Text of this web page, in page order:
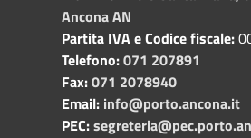
Ancona AN
Partita IVA e Codice fiscale:
Telefono:071 207891
Fax:071 2078940
Email: info@porto.ancona.it
PEC: